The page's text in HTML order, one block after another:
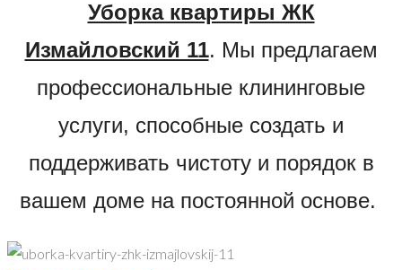
Уборка квартиры ЖК
Измайловский 11. Мы предлагаем
профессиональные клининговые
услуги, способные создать и
поддерживать чистоту и порядок в
вашем доме на постоянной основе.